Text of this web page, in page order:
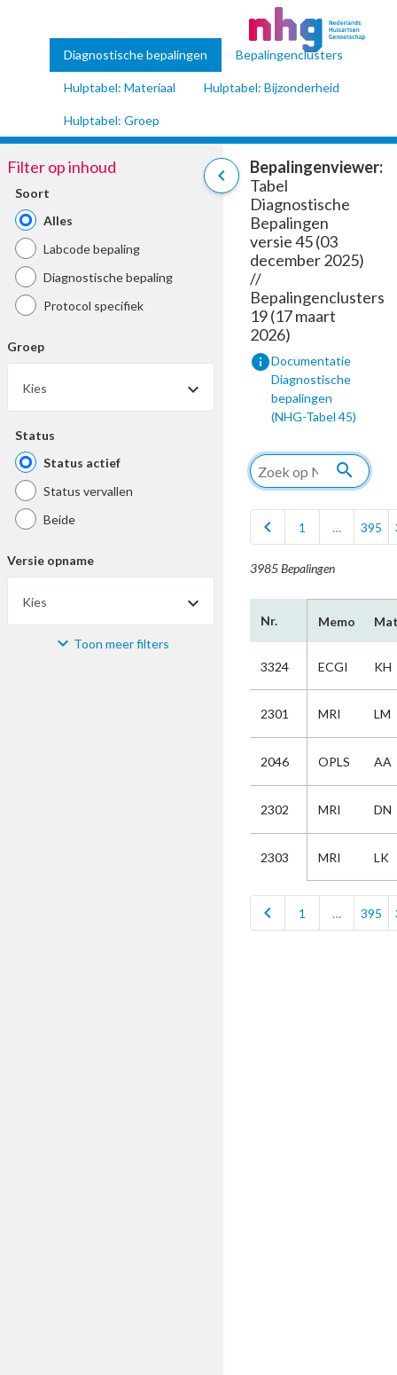
Diagnostische bepalingen Bepalingenclusters
Hulptabel: Materiaal Hulptabel: Bijzonderheid
Hulptabel: Groep
chevron_left
Filter op inhoud
Soort
Alles
Labcode bepaling
Diagnostische bepaling
Protocol specifiek
Groep
Kies
Status
Status actief
Status vervallen
Beide
Versie opname
Kies
Materiaal Toon meer filters
Bepalingenviewer:
Tabel
Diagnostische
Bepalingen
versie 45 (03
december 2025)
//
Bepalingenclusters
19 (17 maart
2026)
infoDocumentatie
Diagnostische
bepalingen
(NHG-Tabel 45)
search
chevron_left 1 … 395
3985 Bepalingen
Nr. Memo
3324 ECGI KH
2301 MRI LM
2046 OPLS AA
2302 MRI DN
2303 MRI LK
chevron_left 1 … 395